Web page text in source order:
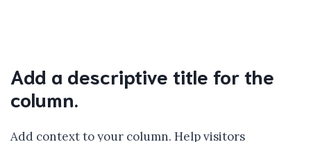
Add a descriptive title for the
column.
Add context to your column. Help visitors